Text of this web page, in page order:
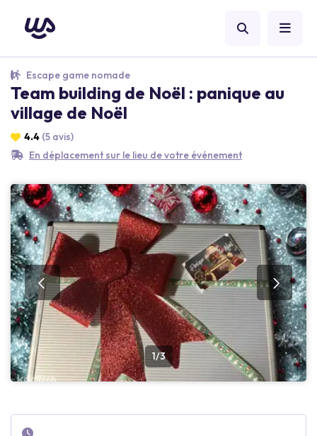
Escape game nomade
Team building de Noël : panique au
village de Noël
4.4 (5 avis)
En déplacement sur le lieu de votre événement
1/3